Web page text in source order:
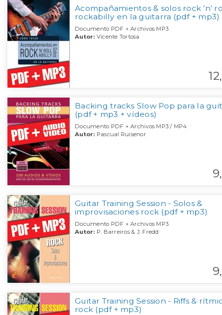
Acompañamientos & solos rock ’n’
rockabilly en la guitarra (pdf + mp3)
Documento PDF + Archivos MP3
Autor: Vicente Tortosa
12,
Backing tracks Slow Pop para la
(pdf + mp3 + vídeos)
Documento PDF + Archivos MP3 / MP4
Autor: Pascual Ruisenor
9,
Guitar Training Session - Solos &
improvisaciones rock (pdf + mp3)
Documento PDF + Archivos MP3
Autor: P. Barreiros & J. Fredd
9,
Guitar Training Session - Riffs &
rock (pdf + mp3)